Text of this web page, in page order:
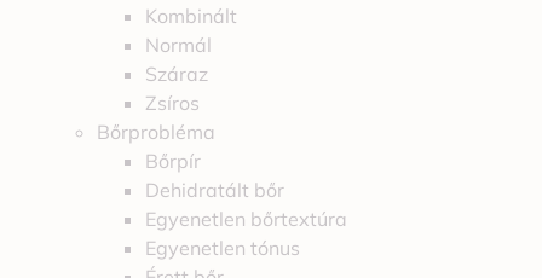
Kombinált
Normál
Száraz
Zsíros
Bőrprobléma
Bőrpír
Dehidratált bőr
Egyenetlen bőrtextúra
Egyenetlen tónus